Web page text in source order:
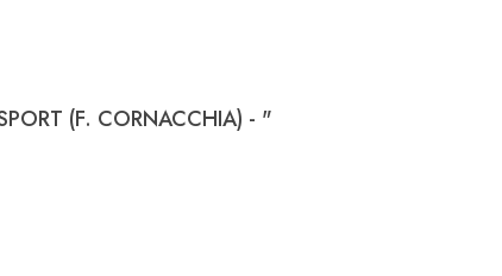
(F. CORNACCHIA) - "